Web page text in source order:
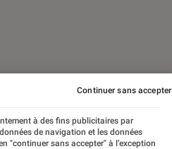
à des fins publicitaires par
de navigation et les données
"continuer sans accepter" à l’exception
Continuer sans accepter